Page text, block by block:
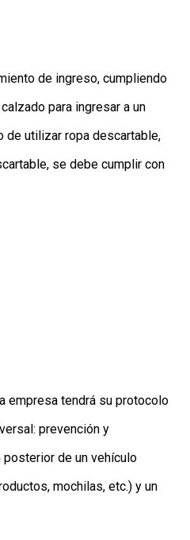
de ingreso, cumpliendo
para ingresar a un
de utilizar ropa descartable,
se debe cumplir con
empresa tendrá su protocolo
prevención y
de un vehículo
mochilas, etc.) y un